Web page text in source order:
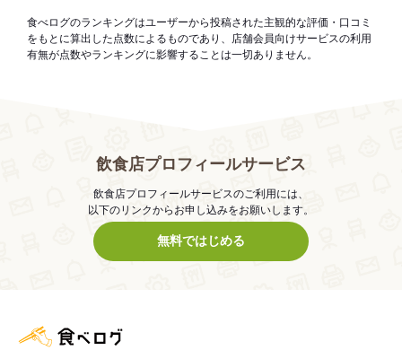
食べログのランキングはユーザーから投稿された主観的な評価・口コミ
をもとに算出した点数によるものであり、店舗会員向けサービスの利用
有無が点数やランキングに影響することは一切ありません。
飲食店プロフィールサービス
飲食店プロフィールサービスのご利用には、
以下のリンクからお申し込みをお願いします。
無料ではじめる